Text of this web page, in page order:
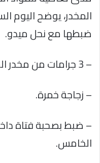
المخدر، يوضح اليوم
ضبطها مع نحل ميدو.
– 3 جرامات من مخدر الحشيش.
– زجاجة خمرة.
– ضبط بصحبة فتاة
الخامس.